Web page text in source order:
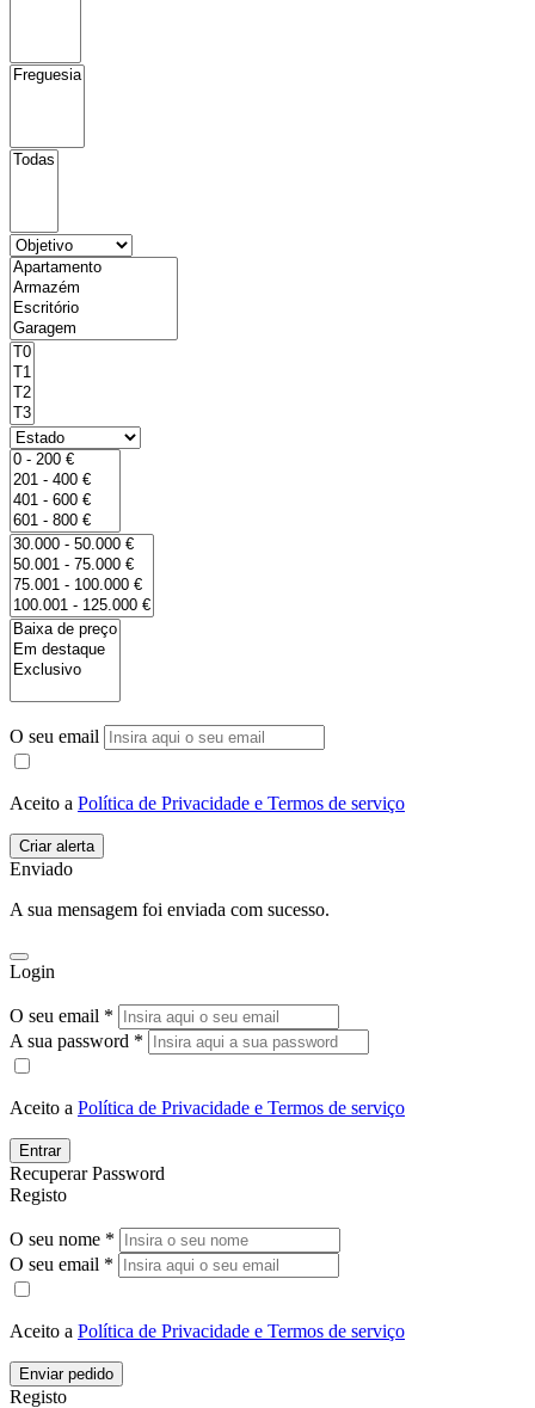
O seu email
Aceito a Política de Privacidade e Termos de serviço
Enviado
A sua mensagem foi enviada com sucesso.
Login
O seu email *
A sua password *
Aceito a Política de Privacidade e Termos de serviço
Entrar
Recuperar Password
Registo
O seu nome *
O seu email *
Aceito a Política de Privacidade e Termos de serviço
Enviar pedido
Registo